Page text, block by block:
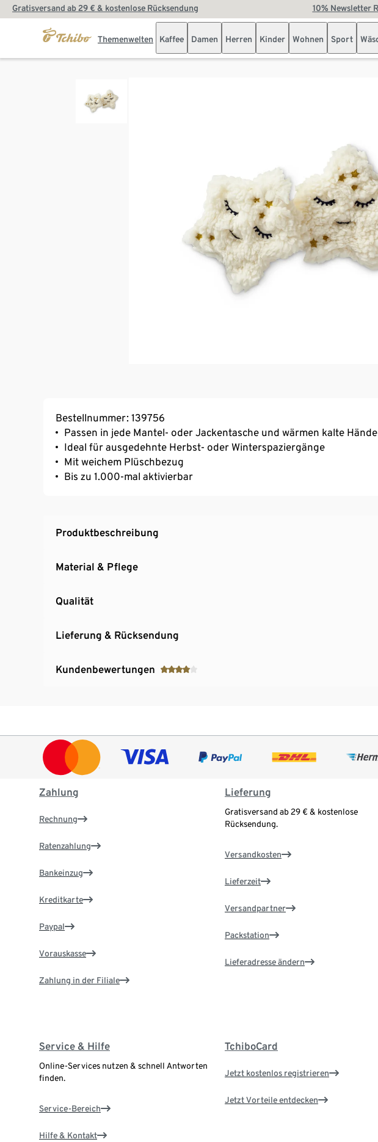
Gratisversand ab 29 € & kostenlose Rücksendung 10% Newsletter
Themenwelten Kaffee Damen Herren Kinder Wohnen Sport
Bestellnummer: 139756
Passen in jede Mantel- oder Jackentasche und wärmen kalte Hände
Ideal für ausgedehnte Herbst- oder Winterspaziergänge
Mit weichem Plüschbezug
Bis zu 1.000-mal aktivierbar
Produktbeschreibung
Material & Pflege
Qualität
Lieferung & Rücksendung
Kundenbewertungen
Zahlung
Rechnung
Ratenzahlung
Bankeinzug
Kreditkarte
Paypal
Vorauskasse
Zahlung in der Filiale
Lieferung
Gratisversand ab 29 € & kostenlose
Rücksendung.
Versandkosten
Lieferzeit
Versandpartner
Packstation
Lieferadresse ändern
Service & Hilfe
Online-Services nutzen & schnell Antworten
finden.
Service-Bereich
Hilfe & Kontakt
TchiboCard
Jetzt kostenlos registrieren
Jetzt Vorteile entdecken